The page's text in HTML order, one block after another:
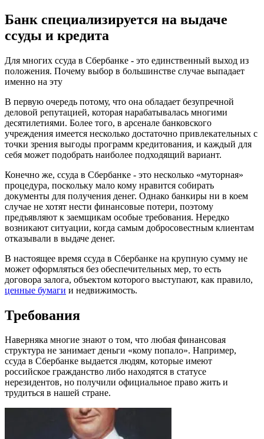
Банк специализируется на выдаче
ссуды и кредита
Для многих ссуда в Сбербанке - это единственный выход из
положения. Почему выбор в большинстве случае выпадает
именно на эту
В первую очередь потому, что она обладает безупречной
деловой репутацией, которая нарабатывалась многими
десятилетиями. Более того, в арсенале банковского
учреждения имеется несколько достаточно привлекательных с
точки зрения выгоды программ кредитования, и каждый для
себя может подобрать наиболее подходящий вариант.
Конечно же, ссуда в Сбербанке - это несколько «муторная»
процедура, поскольку мало кому нравится собирать
документы для получения денег. Однако банкиры ни в коем
случае не хотят нести финансовые потери, поэтому
предъявляют к заемщикам особые требования. Нередко
возникают ситуации, когда самым добросовестным клиентам
отказывали в выдаче денег.
В настоящее время ссуда в Сбербанке на крупную сумму не
может оформляться без обеспечительных мер, то есть
договора залога, объектом которого выступают, как правило,
ценные бумаги и недвижимость.
Требования
Наверняка многие знают о том, что любая финансовая
структура не занимает деньги «кому попало». Например,
ссуда в Сбербанке выдается людям, которые имеют
российское гражданство либо находятся в статусе
нерезидентов, но получили официальное право жить и
трудиться в нашей стране.